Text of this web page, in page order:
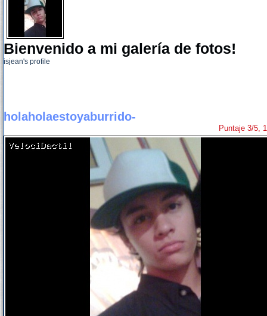
Bienvenido a mi galería de fotos!
isjean's profile
holaholaestoyaburrido-
Puntaje 3/5,